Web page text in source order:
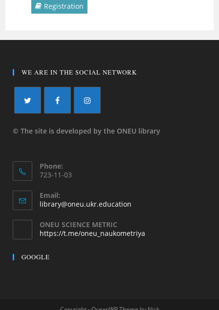
Registration
WE ARE IN THE SOCIAL NETWORK
© The site is developed by the ONEU library
Phone:
723-11-03
Email:
library@oneu.ukr.education
ONEU SCIENCE METRIC
https://t.me/oneu_naukometriya
GOOGLE